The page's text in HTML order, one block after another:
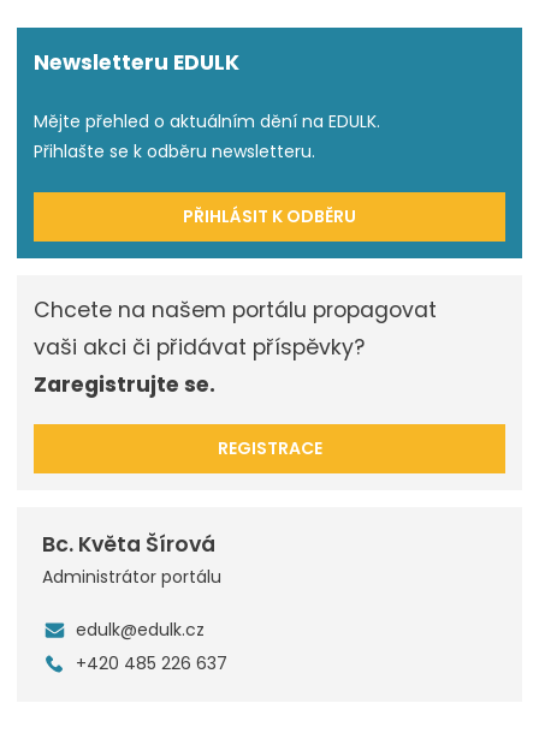
Newsletteru EDULK
Mějte přehled o aktuálním dění na EDULK.
Přihlašte se k odběru newsletteru.
PŘIHLÁSIT K ODBĚRU
Chcete na našem portálu propagovat
vaši akci či přidávat příspěvky?
Zaregistrujte se.
REGISTRACE
Bc. Květa Šírová
Administrátor portálu
edulk@edulk.cz
+420 485 226 637